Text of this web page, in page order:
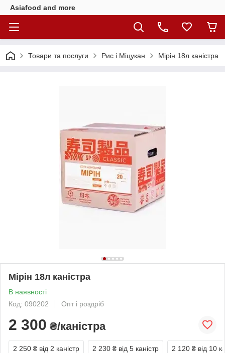
Asiafood and more
Товари та послуги Рис і Міцукан Мірін 18л каністра
Мірін 18л каністра
В наявності
Код: 090202
Опт і роздріб
2 300 ₴/каністра
2 250 ₴ від 2 каністр 2 230 ₴ від 5 каністр 2 120 ₴ від 10